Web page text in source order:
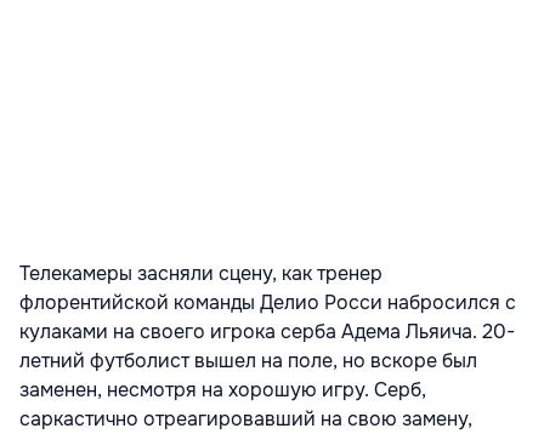
Телекамеры засняли сцену, как тренер
флорентийской команды Делио Росси набросился с
кулаками на своего игрока серба Адема Льяича. 20-
летний футболист вышел на поле, но вскоре был
заменен, несмотря на хорошую игру. Серб,
саркастично отреагировавший на свою замену,